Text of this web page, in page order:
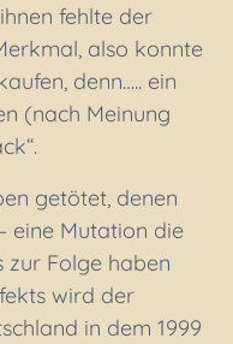
fehlte der
also konnte
denn….. ein
(nach Meinung
getötet, denen
eine Mutation die
zur Folge haben
wird der
in dem 1999